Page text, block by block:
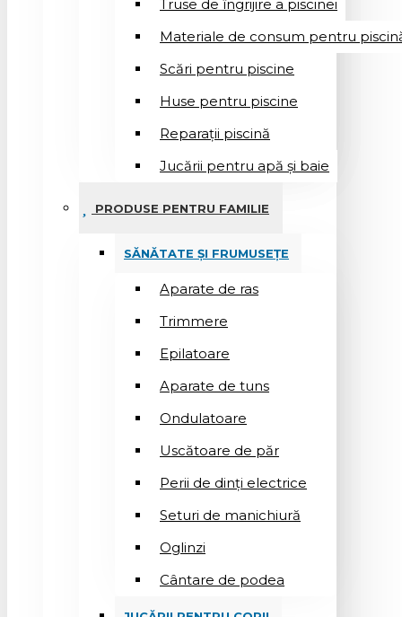
Truse de îngrijire a piscinei
Materiale de consum pentru
Scări pentru piscine
Huse pentru piscine
Reparații piscină
Jucării pentru apă și baie
PRODUSE PENTRU FAMILIE
SĂNĂTATE ȘI FRUMUSEȚE
Aparate de ras
Trimmere
Epilatoare
Aparate de tuns
Ondulatoare
Uscătoare de păr
Perii de dinți electrice
Seturi de manichiură
Oglinzi
Cântare de podea